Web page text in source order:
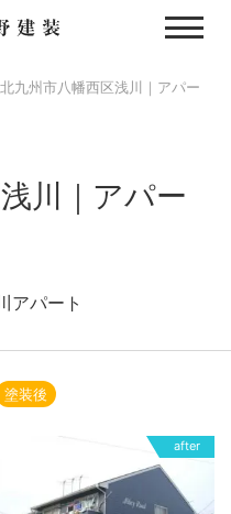
北九州市八幡西区浅川｜アパー
川｜アパー
アパート
塗装後
after